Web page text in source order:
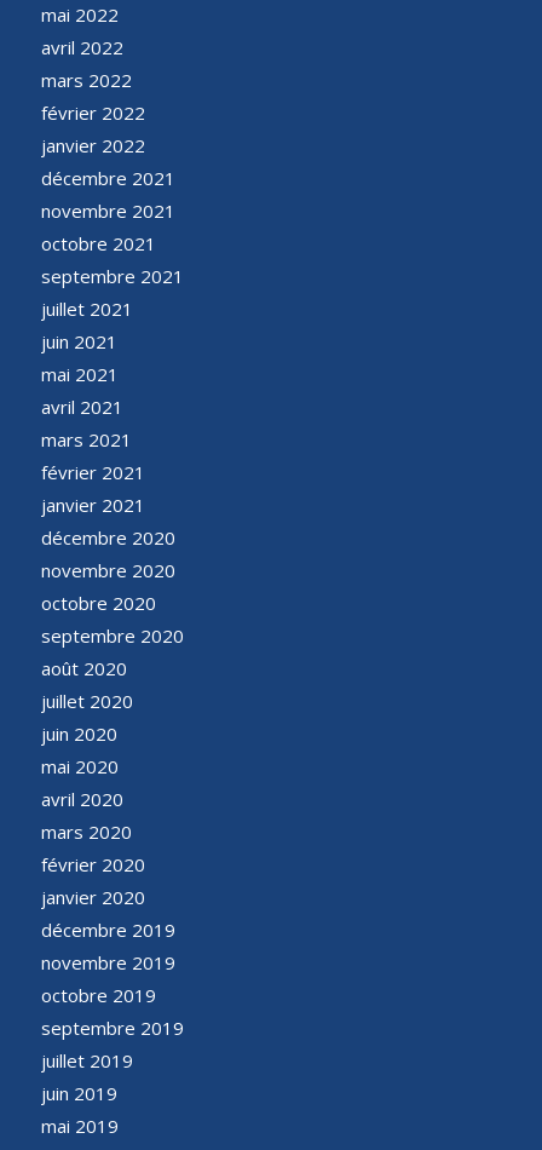
mai 2022
avril 2022
mars 2022
février 2022
janvier 2022
décembre 2021
novembre 2021
octobre 2021
septembre 2021
juillet 2021
juin 2021
mai 2021
avril 2021
mars 2021
février 2021
janvier 2021
décembre 2020
novembre 2020
octobre 2020
septembre 2020
août 2020
juillet 2020
juin 2020
mai 2020
avril 2020
mars 2020
février 2020
janvier 2020
décembre 2019
novembre 2019
octobre 2019
septembre 2019
juillet 2019
juin 2019
mai 2019